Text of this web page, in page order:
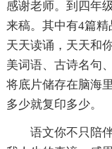
感谢老师。到四年
来稿。其中有4篇
天天读诵，天天和
美词语、古诗名句
将底片储存在脑海
多少就复印多少。
语文你不只陪伴